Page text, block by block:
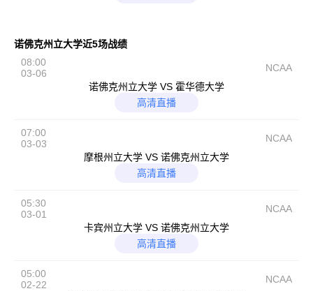
诺佛克州立大学近5场战绩
08:00
03-06
NCAA
诺佛克州立大学 VS 霍华德大学
高清直播
07:00
03-03
NCAA
摩根州立大学 VS 诺佛克州立大学
高清直播
05:30
03-01
NCAA
卡宾州立大学 VS 诺佛克州立大学
高清直播
05:00
02-22
NCAA